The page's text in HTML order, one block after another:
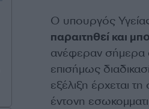
Ο υπουργός
παραιτηθεί και
ανέφεραν σήμερα
επισήμως
εξέλιξη έρχεται
έντονη